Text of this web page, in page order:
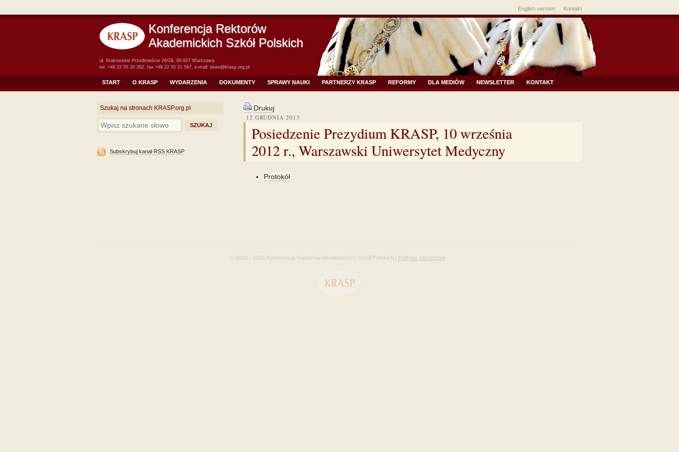
English version Kontakt
Konferencja Rektorów
Akademickich Szkół Polskich
ul. Krakowskie Przedmieście 26/28, 00-927 Warszawa
tel. +48 22 55 20 352, fax +48 22 55 21 567, e-mail: biuro@krasp.org.pl
START O KRASP WYDARZENIA DOKUMENTY SPRAWY NAUKI PARTNERZY KRASP REFORMY DLA MEDIÓW NEWSLETTER KONTAKT
Szukaj na stronach KRASP.org.pl
Subskrybuj kanał RSS KRASP
Drukuj
12 GRUDNIA 2013
Posiedzenie Prezydium KRASP, 10 września
2012 r., Warszawski Uniwersytet Medyczny
Protokół
© 2009 - 2026 Konferencja Rektorów Akademickich Szkół Polskich | Polityka ciasteczek